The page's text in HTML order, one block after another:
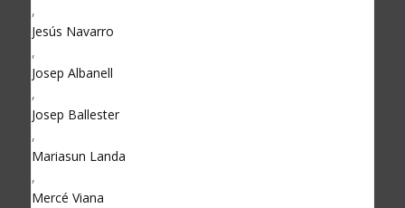
,
Jesús Navarro
,
Josep Albanell
,
Josep Ballester
,
Mariasun Landa
,
Mercé Viana